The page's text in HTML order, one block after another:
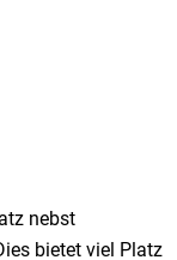
nebst
bietet viel Platz